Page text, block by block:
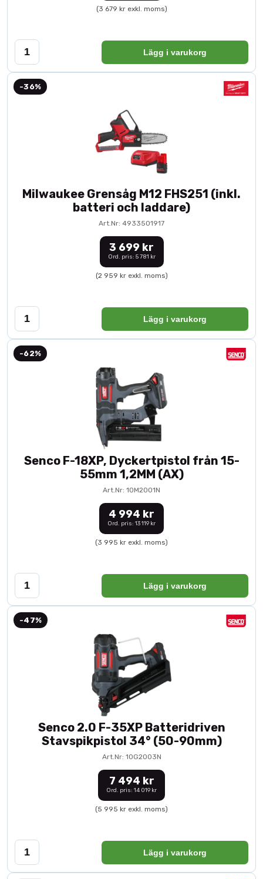
(3 679 kr exkl. moms)
Lägg i varukorg
-36%
Milwaukee Grensåg M12 FHS251 (inkl.
batteri och laddare)
Art.Nr: 4933501917
3 699 kr
Ord. pris: 5 781 kr
(2 959 kr exkl. moms)
Lägg i varukorg
-62%
Senco F-18XP, Dyckertpistol från 15-
55mm 1,2MM (AX)
Art.Nr: 10M2001N
4 994 kr
Ord. pris: 13 119 kr
(3 995 kr exkl. moms)
Lägg i varukorg
-47%
Senco 2.0 F-35XP Batteridriven
Stavspikpistol 34° (50-90mm)
Art.Nr: 10G2003N
7 494 kr
Ord. pris: 14 019 kr
(5 995 kr exkl. moms)
Lägg i varukorg